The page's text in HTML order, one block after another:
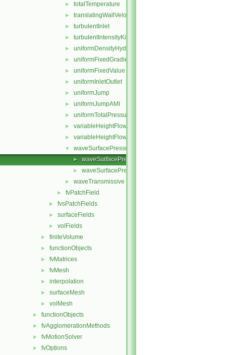
► totalTemperature
► translatingWallVelocity
► turbulentInlet
► turbulentIntensityKineticEnergyInlet
► uniformDensityHydrostaticPressure
► uniformFixedGradient
► uniformFixedValue
► uniformInletOutlet
► uniformJump
► uniformJumpAMI
► uniformTotalPressure
► variableHeightFlowRate
► variableHeightFlowRateInletVelocity
▼ waveSurfacePressure
► waveSurfacePressureFvPatchScalarField.C
► waveSurfacePressureFvPatchScalarField.H
► waveTransmissive
► fvPatchField
► fvsPatchFields
► surfaceFields
► volFields
► finiteVolume
► functionObjects
► fvMatrices
► fvMesh
► interpolation
► surfaceMesh
► volMesh
► functionObjects
► fvAgglomerationMethods
► fvMotionSolver
► fvOptions